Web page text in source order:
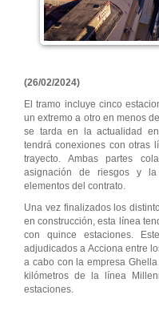
(26/02/2024)
El tramo incluye cinco
un extremo a otro en menos
se tarda en la actualidad
tendrá conexiones con otras
trayecto. Ambas partes
asignación de riesgos y
elementos del contrato.
Una vez finalizados los
en construcción, esta línea
con quince estaciones.
adjudicados a Acciona entre
a cabo con la empresa
kilómetros de la línea
estaciones.